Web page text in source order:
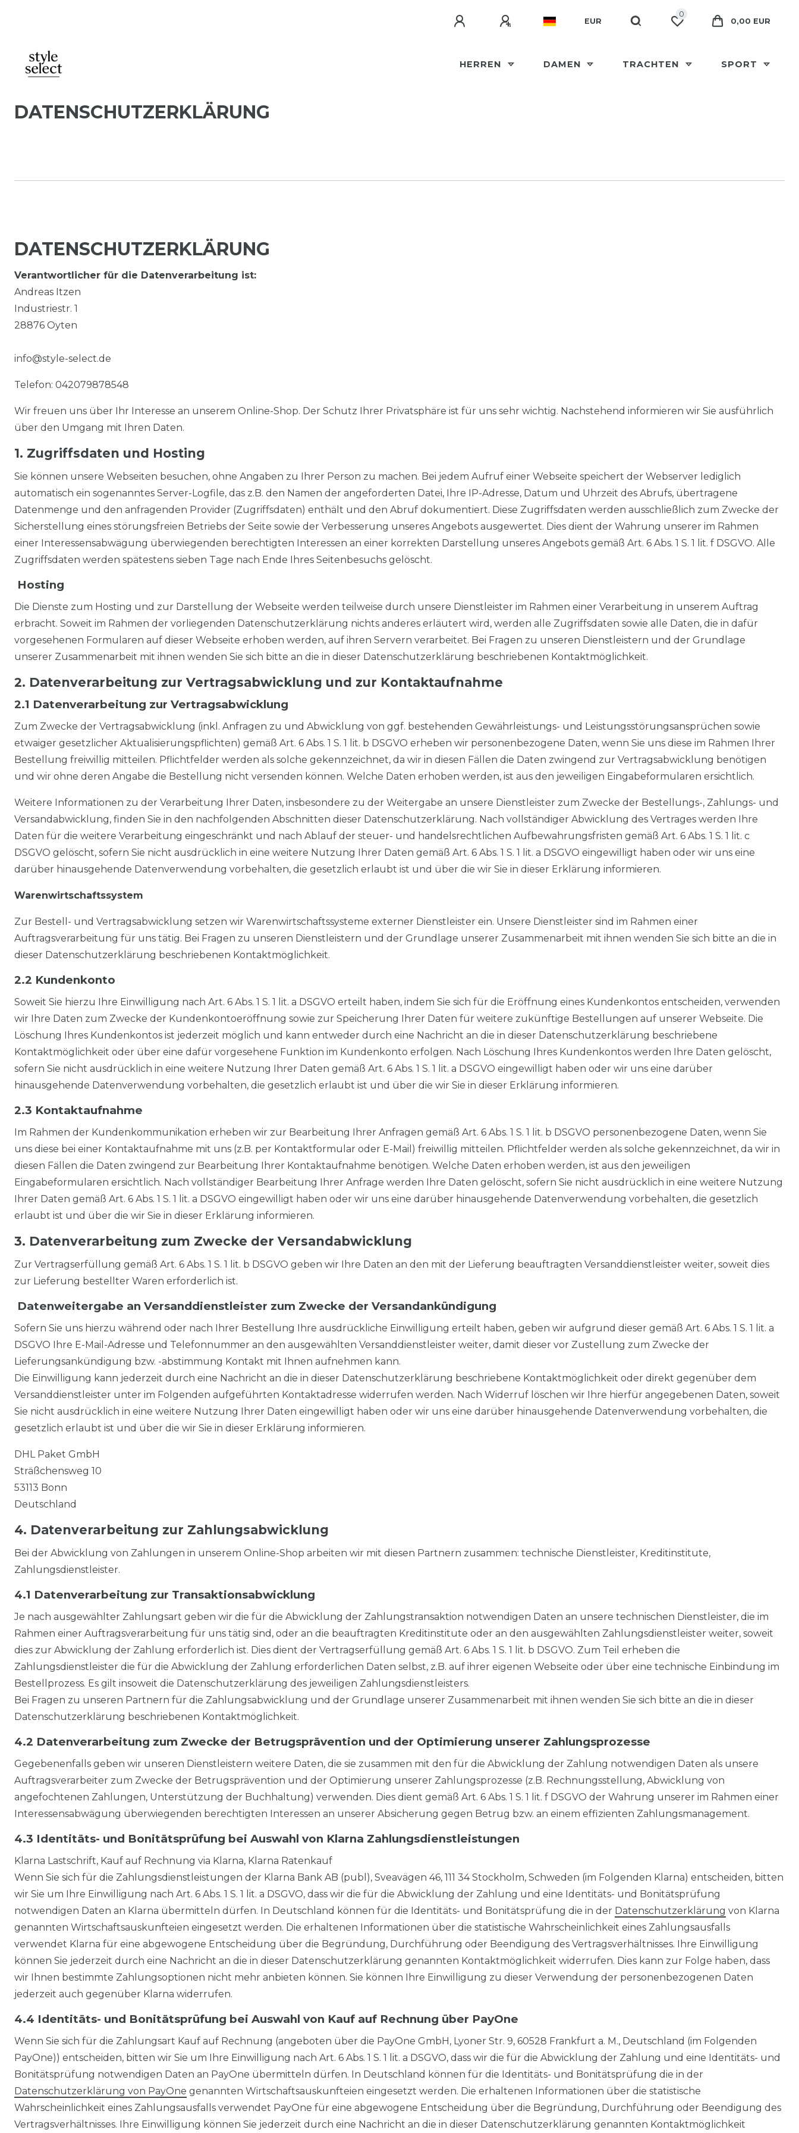
EUR
0
0,00 EUR
HERREN DAMEN TRACHTEN SPORT
DATEN­SCHUTZ­ERKLÄRUNG
DATENSCHUTZERKLÄRUNG
Verantwortlicher für die Datenverarbeitung ist:
Andreas Itzen
Industriestr. 1
28876 Oyten
info@style-select.de
Telefon: 042079878548
Wir freuen uns über Ihr Interesse an unserem Online-Shop. Der Schutz Ihrer Privatsphäre ist für uns sehr wichtig. Nachstehend informieren wir Sie ausführlich
über den Umgang mit Ihren Daten.
1. Zugriffsdaten und Hosting
Sie können unsere Webseiten besuchen, ohne Angaben zu Ihrer Person zu machen. Bei jedem Aufruf einer Webseite speichert der Webserver lediglich
automatisch ein sogenanntes Server-Logfile, das z.B. den Namen der angeforderten Datei, Ihre IP-Adresse, Datum und Uhrzeit des Abrufs, übertragene
Datenmenge und den anfragenden Provider (Zugriffsdaten) enthält und den Abruf dokumentiert. Diese Zugriffsdaten werden ausschließlich zum Zwecke der
Sicherstellung eines störungsfreien Betriebs der Seite sowie der Verbesserung unseres Angebots ausgewertet. Dies dient der Wahrung unserer im Rahmen
einer Interessensabwägung überwiegenden berechtigten Interessen an einer korrekten Darstellung unseres Angebots gemäß Art. 6 Abs. 1 S. 1 lit. f DSGVO. Alle
Zugriffsdaten werden spätestens sieben Tage nach Ende Ihres Seitenbesuchs gelöscht.
Hosting
Die Dienste zum Hosting und zur Darstellung der Webseite werden teilweise durch unsere Dienstleister im Rahmen einer Verarbeitung in unserem Auftrag
erbracht. Soweit im Rahmen der vorliegenden Datenschutzerklärung nichts anderes erläutert wird, werden alle Zugriffsdaten sowie alle Daten, die in dafür
vorgesehenen Formularen auf dieser Webseite erhoben werden, auf ihren Servern verarbeitet. Bei Fragen zu unseren Dienstleistern und der Grundlage
unserer Zusammenarbeit mit ihnen wenden Sie sich bitte an die in dieser Datenschutzerklärung beschriebenen Kontaktmöglichkeit.
2. Datenverarbeitung zur Vertragsabwicklung und zur Kontaktaufnahme
2.1 Datenverarbeitung zur Vertragsabwicklung
Zum Zwecke der Vertragsabwicklung (inkl. Anfragen zu und Abwicklung von ggf. bestehenden Gewährleistungs- und Leistungsstörungsansprüchen sowie
etwaiger gesetzlicher Aktualisierungspflichten) gemäß Art. 6 Abs. 1 S. 1 lit. b DSGVO erheben wir personenbezogene Daten, wenn Sie uns diese im Rahmen Ihrer
Bestellung freiwillig mitteilen. Pflichtfelder werden als solche gekennzeichnet, da wir in diesen Fällen die Daten zwingend zur Vertragsabwicklung benötigen
und wir ohne deren Angabe die Bestellung nicht versenden können. Welche Daten erhoben werden, ist aus den jeweiligen Eingabeformularen ersichtlich.
Weitere Informationen zu der Verarbeitung Ihrer Daten, insbesondere zu der Weitergabe an unsere Dienstleister zum Zwecke der Bestellungs-, Zahlungs- und
Versandabwicklung, finden Sie in den nachfolgenden Abschnitten dieser Datenschutzerklärung. Nach vollständiger Abwicklung des Vertrages werden Ihre
Daten für die weitere Verarbeitung eingeschränkt und nach Ablauf der steuer- und handelsrechtlichen Aufbewahrungsfristen gemäß Art. 6 Abs. 1 S. 1 lit. c
DSGVO gelöscht, sofern Sie nicht ausdrücklich in eine weitere Nutzung Ihrer Daten gemäß Art. 6 Abs. 1 S. 1 lit. a DSGVO eingewilligt haben oder wir uns eine
darüber hinausgehende Datenverwendung vorbehalten, die gesetzlich erlaubt ist und über die wir Sie in dieser Erklärung informieren.
Warenwirtschaftssystem
Zur Bestell- und Vertragsabwicklung setzen wir Warenwirtschaftssysteme externer Dienstleister ein. Unsere Dienstleister sind im Rahmen einer
Auftragsverarbeitung für uns tätig. Bei Fragen zu unseren Dienstleistern und der Grundlage unserer Zusammenarbeit mit ihnen wenden Sie sich bitte an die in
dieser Datenschutzerklärung beschriebenen Kontaktmöglichkeit.
2.2 Kundenkonto
Soweit Sie hierzu Ihre Einwilligung nach Art. 6 Abs. 1 S. 1 lit. a DSGVO erteilt haben, indem Sie sich für die Eröffnung eines Kundenkontos entscheiden, verwenden
wir Ihre Daten zum Zwecke der Kundenkontoeröffnung sowie zur Speicherung Ihrer Daten für weitere zukünftige Bestellungen auf unserer Webseite. Die
Löschung Ihres Kundenkontos ist jederzeit möglich und kann entweder durch eine Nachricht an die in dieser Datenschutzerklärung beschriebene
Kontaktmöglichkeit oder über eine dafür vorgesehene Funktion im Kundenkonto erfolgen. Nach Löschung Ihres Kundenkontos werden Ihre Daten gelöscht,
sofern Sie nicht ausdrücklich in eine weitere Nutzung Ihrer Daten gemäß Art. 6 Abs. 1 S. 1 lit. a DSGVO eingewilligt haben oder wir uns eine darüber
hinausgehende Datenverwendung vorbehalten, die gesetzlich erlaubt ist und über die wir Sie in dieser Erklärung informieren.
2.3 Kontaktaufnahme
Im Rahmen der Kundenkommunikation erheben wir zur Bearbeitung Ihrer Anfragen gemäß Art. 6 Abs. 1 S. 1 lit. b DSGVO personenbezogene Daten, wenn Sie
uns diese bei einer Kontaktaufnahme mit uns (z.B. per Kontaktformular oder E-Mail) freiwillig mitteilen. Pflichtfelder werden als solche gekennzeichnet, da wir in
diesen Fällen die Daten zwingend zur Bearbeitung Ihrer Kontaktaufnahme benötigen. Welche Daten erhoben werden, ist aus den jeweiligen
Eingabeformularen ersichtlich. Nach vollständiger Bearbeitung Ihrer Anfrage werden Ihre Daten gelöscht, sofern Sie nicht ausdrücklich in eine weitere Nutzung
Ihrer Daten gemäß Art. 6 Abs. 1 S. 1 lit. a DSGVO eingewilligt haben oder wir uns eine darüber hinausgehende Datenverwendung vorbehalten, die gesetzlich
erlaubt ist und über die wir Sie in dieser Erklärung informieren.
3. Datenverarbeitung zum Zwecke der Versandabwicklung
Zur Vertragserfüllung gemäß Art. 6 Abs. 1 S. 1 lit. b DSGVO geben wir Ihre Daten an den mit der Lieferung beauftragten Versanddienstleister weiter, soweit dies
zur Lieferung bestellter Waren erforderlich ist.
Datenweitergabe an Versanddienstleister zum Zwecke der Versandankündigung
Sofern Sie uns hierzu während oder nach Ihrer Bestellung Ihre ausdrückliche Einwilligung erteilt haben, geben wir aufgrund dieser gemäß Art. 6 Abs. 1 S. 1 lit. a
DSGVO Ihre E-Mail-Adresse und Telefonnummer an den ausgewählten Versanddienstleister weiter, damit dieser vor Zustellung zum Zwecke der
Lieferungsankündigung bzw. -abstimmung Kontakt mit Ihnen aufnehmen kann.
Die Einwilligung kann jederzeit durch eine Nachricht an die in dieser Datenschutzerklärung beschriebene Kontaktmöglichkeit oder direkt gegenüber dem
Versanddienstleister unter im Folgenden aufgeführten Kontaktadresse widerrufen werden. Nach Widerruf löschen wir Ihre hierfür angegebenen Daten, soweit
Sie nicht ausdrücklich in eine weitere Nutzung Ihrer Daten eingewilligt haben oder wir uns eine darüber hinausgehende Datenverwendung vorbehalten, die
gesetzlich erlaubt ist und über die wir Sie in dieser Erklärung informieren.
DHL Paket GmbH
Sträßchensweg 10
53113 Bonn
Deutschland
4. Datenverarbeitung zur Zahlungsabwicklung
Bei der Abwicklung von Zahlungen in unserem Online-Shop arbeiten wir mit diesen Partnern zusammen: technische Dienstleister, Kreditinstitute,
Zahlungsdienstleister.
4.1 Datenverarbeitung zur Transaktionsabwicklung
Je nach ausgewählter Zahlungsart geben wir die für die Abwicklung der Zahlungstransaktion notwendigen Daten an unsere technischen Dienstleister, die im
Rahmen einer Auftragsverarbeitung für uns tätig sind, oder an die beauftragten Kreditinstitute oder an den ausgewählten Zahlungsdienstleister weiter, soweit
dies zur Abwicklung der Zahlung erforderlich ist. Dies dient der Vertragserfüllung gemäß Art. 6 Abs. 1 S. 1 lit. b DSGVO. Zum Teil erheben die
Zahlungsdienstleister die für die Abwicklung der Zahlung erforderlichen Daten selbst, z.B. auf ihrer eigenen Webseite oder über eine technische Einbindung im
Bestellprozess. Es gilt insoweit die Datenschutzerklärung des jeweiligen Zahlungsdienstleisters.
Bei Fragen zu unseren Partnern für die Zahlungsabwicklung und der Grundlage unserer Zusammenarbeit mit ihnen wenden Sie sich bitte an die in dieser
Datenschutzerklärung beschriebenen Kontaktmöglichkeit.
4.2 Datenverarbeitung zum Zwecke der Betrugsprävention und der Optimierung unserer Zahlungsprozesse
Gegebenenfalls geben wir unseren Dienstleistern weitere Daten, die sie zusammen mit den für die Abwicklung der Zahlung notwendigen Daten als unsere
Auftragsverarbeiter zum Zwecke der Betrugsprävention und der Optimierung unserer Zahlungsprozesse (z.B. Rechnungsstellung, Abwicklung von
angefochtenen Zahlungen, Unterstützung der Buchhaltung) verwenden. Dies dient gemäß Art. 6 Abs. 1 S. 1 lit. f DSGVO der Wahrung unserer im Rahmen einer
Interessensabwägung überwiegenden berechtigten Interessen an unserer Absicherung gegen Betrug bzw. an einem effizienten Zahlungsmanagement.
4.3 Identitäts- und Bonitätsprüfung bei Auswahl von Klarna Zahlungsdienstleistungen
Klarna Lastschrift, Kauf auf Rechnung via Klarna, Klarna Ratenkauf
Wenn Sie sich für die Zahlungsdienstleistungen der Klarna Bank AB (publ), Sveavägen 46, 111 34 Stockholm, Schweden (im Folgenden Klarna) entscheiden, bitten
wir Sie um Ihre Einwilligung nach Art. 6 Abs. 1 S. 1 lit. a DSGVO, dass wir die für die Abwicklung der Zahlung und eine Identitäts- und Bonitätsprüfung
notwendigen Daten an Klarna übermitteln dürfen. In Deutschland können für die Identitäts- und Bonitätsprüfung die in der Datenschutzerklärung von Klarna
genannten Wirtschaftsauskunfteien eingesetzt werden. Die erhaltenen Informationen über die statistische Wahrscheinlichkeit eines Zahlungsausfalls
verwendet Klarna für eine abgewogene Entscheidung über die Begründung, Durchführung oder Beendigung des Vertragsverhältnisses. Ihre Einwilligung
können Sie jederzeit durch eine Nachricht an die in dieser Datenschutzerklärung genannten Kontaktmöglichkeit widerrufen. Dies kann zur Folge haben, dass
wir Ihnen bestimmte Zahlungsoptionen nicht mehr anbieten können. Sie können Ihre Einwilligung zu dieser Verwendung der personenbezogenen Daten
jederzeit auch gegenüber Klarna widerrufen.
4.4 Identitäts- und Bonitätsprüfung bei Auswahl von Kauf auf Rechnung über PayOne
Wenn Sie sich für die Zahlungsart Kauf auf Rechnung (angeboten über die PayOne GmbH, Lyoner Str. 9, 60528 Frankfurt a. M., Deutschland (im Folgenden
PayOne)) entscheiden, bitten wir Sie um Ihre Einwilligung nach Art. 6 Abs. 1 S. 1 lit. a DSGVO, dass wir die für die Abwicklung der Zahlung und eine Identitäts- und
Bonitätsprüfung notwendigen Daten an PayOne übermitteln dürfen. In Deutschland können für die Identitäts- und Bonitätsprüfung die in der
Datenschutzerklärung von PayOne genannten Wirtschaftsauskunfteien eingesetzt werden. Die erhaltenen Informationen über die statistische
Wahrscheinlichkeit eines Zahlungsausfalls verwendet PayOne für eine abgewogene Entscheidung über die Begründung, Durchführung oder Beendigung des
Vertragsverhältnisses. Ihre Einwilligung können Sie jederzeit durch eine Nachricht an die in dieser Datenschutzerklärung genannten Kontaktmöglichkeit